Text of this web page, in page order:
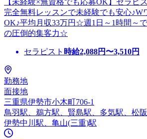
完全無料レッスンで未経験でも安心♪W
OK♪平均月収33万円☆週1日～1時間～
の圧倒的集客力☆
セラピスト 時給2,088円〜3,510円
勤務地
面接地
三重県伊勢市小木町706-1
鳥羽駅、鵜方駅、賢島駅、多気駅、松
伊勢中川駅、亀山(三重)駅